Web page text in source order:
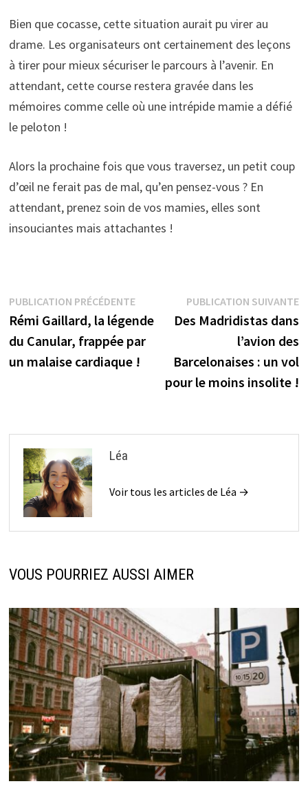
Bien que cocasse, cette situation aurait pu virer au
drame. Les organisateurs ont certainement des leçons
à tirer pour mieux sécuriser le parcours à l’avenir. En
attendant, cette course restera gravée dans les
mémoires comme celle où une intrépide mamie a défié
le peloton !
Alors la prochaine fois que vous traversez, un petit coup
d’œil ne ferait pas de mal, qu’en pensez-vous ? En
attendant, prenez soin de vos mamies, elles sont
insouciantes mais attachantes !
Navigation
de
l’article
PUBLICATION PRÉCÉDENTEPublication
précédente :
Rémi Gaillard, la légende
du Canular, frappée par
un malaise cardiaque !
PUBLICATION SUIVANTE
Des Madridistas dans
l’avion des
Barcelonaises : un vol
pour le moins insolite !
Léa
Voir tous les articles de Léa →
VOUS POURRIEZ AUSSI AIMER